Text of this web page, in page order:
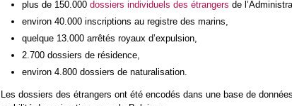
plus de 150.000 dossiers individuels des étrangers de
environ 40.000 inscriptions au registre des marins,
quelque 13.000 arrêtés royaux d’expulsion,
2.700 dossiers de résidence,
environ 4.800 dossiers de naturalisation.
Les dossiers des étrangers ont été encodés dans une base de